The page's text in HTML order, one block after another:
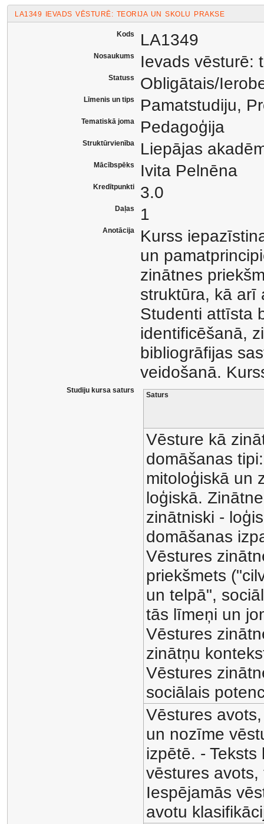
LA1349 IEVADS VĒSTURĒ: TEORIJA UN SKOLU PRAKSE
Kods LA1349
Nosaukums Ievads vēsturē:
Statuss Obligātais/
Līmenis un tips Pamatstudiju,
Tematiskā joma Pedagoģija
Struktūrvienība Liepājas
Mācībspēks Ivita Pelnēna
Kredītpunkti 3.0
Daļas 1
Anotācija
Kurss
un
zinātnes
struktūra, kā arī
Studenti attīsta
identificēšanā,
bibliogrāfijas
veidošanā.
Studiju kursa saturs
Saturs
Vēsture kā
domāšanas tipi:
mitoloģiskā un
loģiskā.
zinātniski -
domāšanas
Vēstures
priekšmets
un telpā",
tās līmeņi un
Vēstures
zinātņu
Vēstures
sociālais
Vēstures
un nozīme
izpētē. - Teksts
vēstures
Iespējamās
avotu